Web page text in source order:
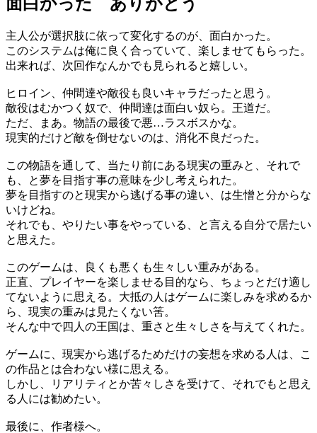
主人公が選択肢に依って変化するのが、面白かった。
このシステムは俺に良く合っていて、楽しませてもらった。
出来れば、次回作なんかでも見られると嬉しい。
ヒロイン、仲間達や敵役も良いキャラだったと思う。
敵役はむかつく奴で、仲間達は面白い奴ら。王道だ。
ただ、まあ。物語の最後で悪…ラスボスかな。
現実的だけど敵を倒せないのは、消化不良だった。
この物語を通して、当たり前にある現実の重みと、それで
も、と夢を目指す事の意味を少し考えられた。
夢を目指すのと現実から逃げる事の違い、は生憎と分からな
いけどね。
それでも、やりたい事をやっている、と言える自分で居たい
と思えた。
このゲームは、良くも悪くも生々しい重みがある。
正直、プレイヤーを楽しませる目的なら、ちょっとだけ適し
てないように思える。大抵の人はゲームに楽しみを求めるか
ら、現実の重みは見たくない筈。
そんな中で四人の王国は、重さと生々しさを与えてくれた。
ゲームに、現実から逃げるためだけの妄想を求める人は、こ
の作品とは合わない様に思える。
しかし、リアリティとか苦々しさを受けて、それでもと思え
る人には勧めたい。
最後に、作者様へ。